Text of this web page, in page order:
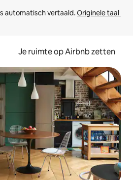
automatisch vertaald. Originele taal
Je ruimte op Airbnb zetten